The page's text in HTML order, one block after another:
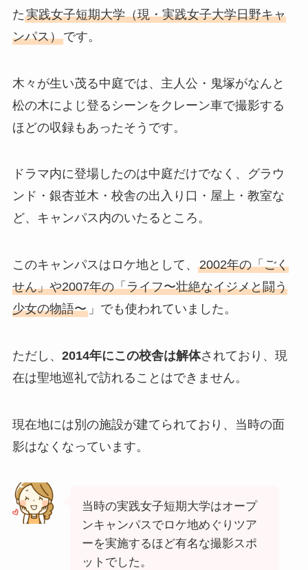
た実践女子短期大学（現・実践女子大学日野キャ
ンパス）です。
木々が生い茂る中庭では、主人公・鬼塚がなんと
松の木によじ登るシーンをクレーン車で撮影する
ほどの収録もあったそうです。
ドラマ内に登場したのは中庭だけでなく、グラウ
ンド・銀杏並木・校舎の出入り口・屋上・教室な
ど、キャンパス内のいたるところ。
このキャンパスはロケ地として、 2002年の「ごく
せん」や2007年の「ライフ〜壮絶なイジメと闘う
少女の物語〜」でも使われていました。
ただし、 2014年にこの校舎は解体されており、現
在は聖地巡礼で訪れることはできません。
現在地には別の施設が建てられており、当時の面
影はなくなっています。
当時の実践女子短期大学はオープ
ンキャンパスでロケ地めぐりツア
ーを実施するほど有名な撮影スポ
ットでした。